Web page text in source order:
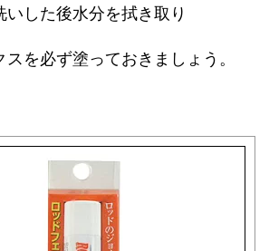
いした後水分を拭き取り
を必ず塗っておきましょう。